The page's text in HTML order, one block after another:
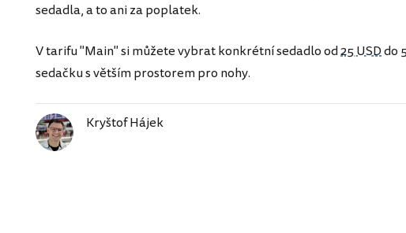
sedadla, a to ani za poplatek.
V tarifu "Main" si můžete vybrat konkrétní sedadlo od25 USDdo
sedačku s větším prostorem pro nohy.
Kryštof Hájek